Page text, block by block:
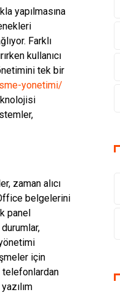
yapılmasına
Farklı
kullanıcı
tek bir
yonetimi/
zaman alıcı
belgelerini
panel
için
telefonlardan